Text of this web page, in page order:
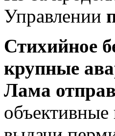
Управлении
Стихийное
крупные
Лама